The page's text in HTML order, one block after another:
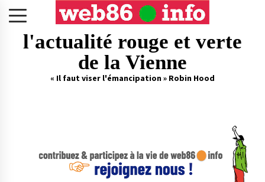
l'actualité rouge et verte
de la Vienne
« Il faut viser l'émancipation » Robin Hood